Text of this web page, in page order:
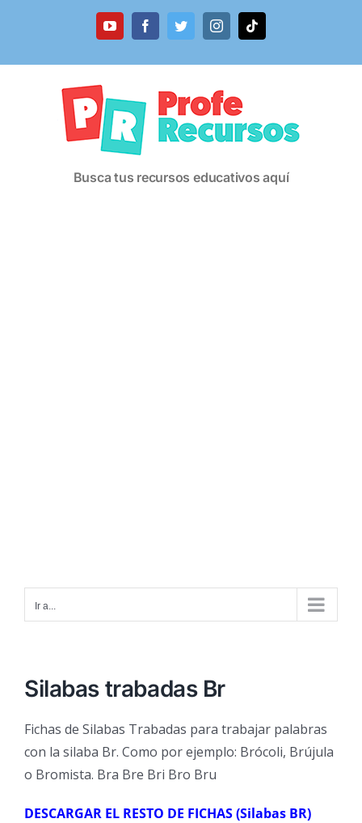
YouTubeFacebookTwitterInstagramTiktok
Busca tus recursos educativos aquí
Ir a...
Silabas trabadas Br
Fichas de Silabas Trabadas para trabajar palabras
con la silaba Br. Como por ejemplo: Brócoli, Brújula
o Bromista. Bra Bre Bri Bro Bru
DESCARGAR EL RESTO DE FICHAS (Silabas BR)